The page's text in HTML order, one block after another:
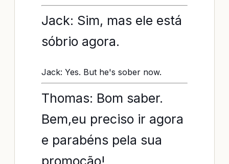
Jack: Sim, mas ele está
sóbrio agora.
Jack: Yes. But he's sober now.
Thomas: Bom saber.
Bem,eu preciso ir agora
e parabéns pela sua
promoção!